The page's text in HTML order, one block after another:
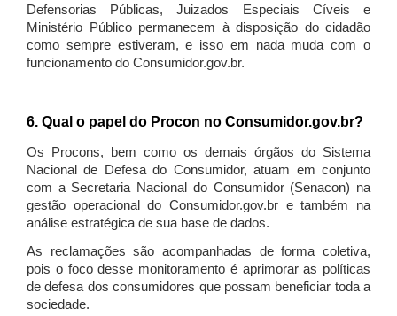
Defensorias Públicas, Juizados Especiais Cíveis e
Ministério Público permanecem à disposição do cidadão
como sempre estiveram, e isso em nada muda com o
funcionamento do Consumidor.gov.br.
6. Qual o papel do Procon no Consumidor.gov.br?
Os Procons, bem como os demais órgãos do Sistema
Nacional de Defesa do Consumidor, atuam em conjunto
com a Secretaria Nacional do Consumidor (Senacon) na
gestão operacional do Consumidor.gov.br e também na
análise estratégica de sua base de dados.
As reclamações são acompanhadas de forma coletiva,
pois o foco desse monitoramento é aprimorar as políticas
de defesa dos consumidores que possam beneficiar toda a
sociedade.